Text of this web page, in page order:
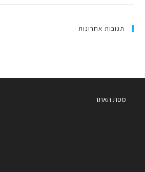
תגובות אחרונות
מפת האתר